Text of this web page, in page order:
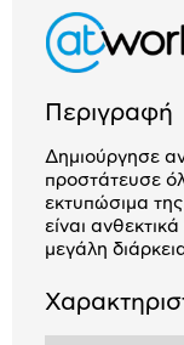
Περιγραφή
Δημιούργησε
προστάτευσε
εκτυπώσιμα
είναι
μεγάλη